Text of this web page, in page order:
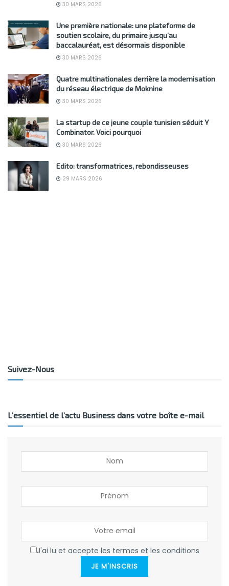
30 MARS 2026
Une première nationale: une plateforme de
soutien scolaire, du primaire jusqu’au
baccalauréat, est désormais disponible
30 MARS 2026
Quatre multinationales derrière la modernisation
du réseau électrique de Moknine
30 MARS 2026
La startup de ce jeune couple tunisien séduit Y
Combinator. Voici pourquoi
30 MARS 2026
Edito: transformatrices, rebondisseuses
29 MARS 2026
Suivez-Nous
L’essentiel de l’actu Business dans votre boîte e-mail
J'ai lu et accepte les termes et les conditions
JE M'INSCRIS